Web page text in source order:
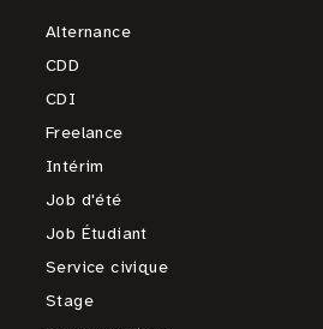
Alternance
CDD
CDI
Freelance
Intérim
Job d'été
Job Étudiant
Service civique
Stage